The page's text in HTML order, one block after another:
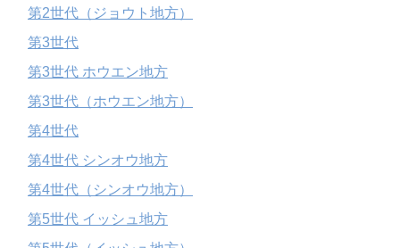
第2世代（ジョウト地方）
第3世代
第3世代 ホウエン地方
第3世代（ホウエン地方）
第4世代
第4世代 シンオウ地方
第4世代（シンオウ地方）
第5世代 イッシュ地方